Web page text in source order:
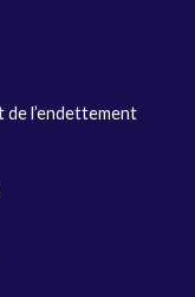
de l’endettement